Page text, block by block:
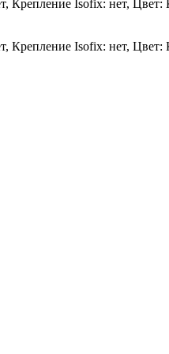
Крепление Isofix: нет,
Крепление Isofix: нет,